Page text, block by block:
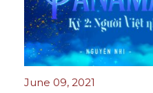
June 09, 2021